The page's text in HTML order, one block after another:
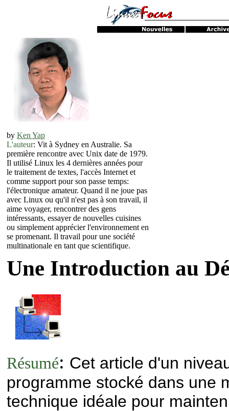
by Ken Yap
L'auteur: Vit à Sydney en Australie. Sa
première rencontre avec Unix date de 1979.
Il utilisé Linux les 4 dernières années pour
le traitement de textes, l'accès Internet et
comme support pour son passe temps:
l'électronique amateur. Quand il ne joue pas
avec Linux ou qu'il n'est pas à son travail, il
aime voyager, rencontrer des gens
intéressants, essayer de nouvelles cuisines
ou simplement apprécier l'environnement en
se promenant. Il travail pour une société
multinationale en tant que scientifique.
Une Introduction au
Résumé: Cet article d'un
programme stocké dans une
technique idéale pour